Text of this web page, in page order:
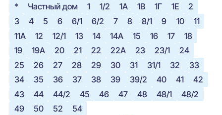
*
Частный дом 1 1/2 1А 1В 1Г 1Е
2
3
4 5 6 6/1 6/2 7 8 8/1 9 10
11
11А
12 12/1 13 14 14А 15 16 17
18
19
19А 20 21 22 22А 23 23/1
24
25
26 27 28 29 30 31 31/1 32
33
34
35 36 37 38 39 39/2 40 41
42
43
44 44/2 45 46 47 48 48/1
48/2
49
50 52
54